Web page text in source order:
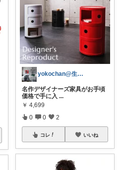
yokochan@生活を豊かに
​名作デザイナーズ家具がお手頃
価格で手に入 ...
￥ 4,699
0 0 2
コレ いいね